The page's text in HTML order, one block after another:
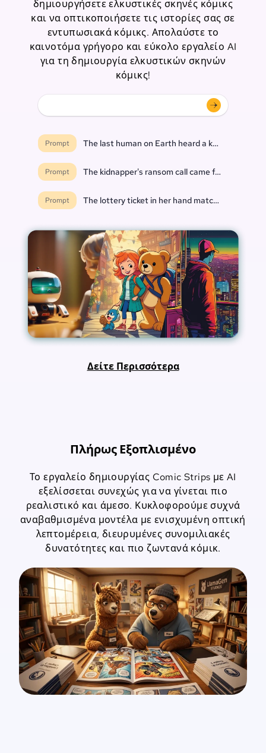
δημιουργήσετε ελκυστικές σκηνές κόμικς
και να οπτικοποιήσετε τις ιστορίες σας σε
εντυπωσιακά κόμικς. Απολαύστε το
καινοτόμα γρήγορο και εύκολο εργαλείο AI
για τη δημιουργία ελκυστικών σκηνών
κόμικς!
Prompt The last human on Earth heard a knock at the
Prompt The kidnapper's ransom call came from inside
Prompt The lottery ticket in her hand matched every
Δείτε Περισσότερα
Πλήρως Εξοπλισμένο
Το εργαλείο δημιουργίας Comic Strips με AI
εξελίσσεται συνεχώς για να γίνεται πιο
ρεαλιστικό και άμεσο. Κυκλοφορούμε συχνά
αναβαθμισμένα μοντέλα με ενισχυμένη οπτική
λεπτομέρεια, διευρυμένες συνομιλιακές
δυνατότητες και πιο ζωντανά κόμικ.